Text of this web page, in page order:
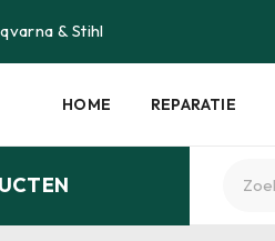
&Stihl
HOME REPARATIE